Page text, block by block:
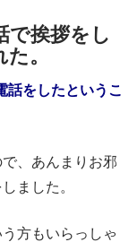
で挨拶をし
。
をしたというこ
、あんまりお邪
ました。
方もいらっしゃ